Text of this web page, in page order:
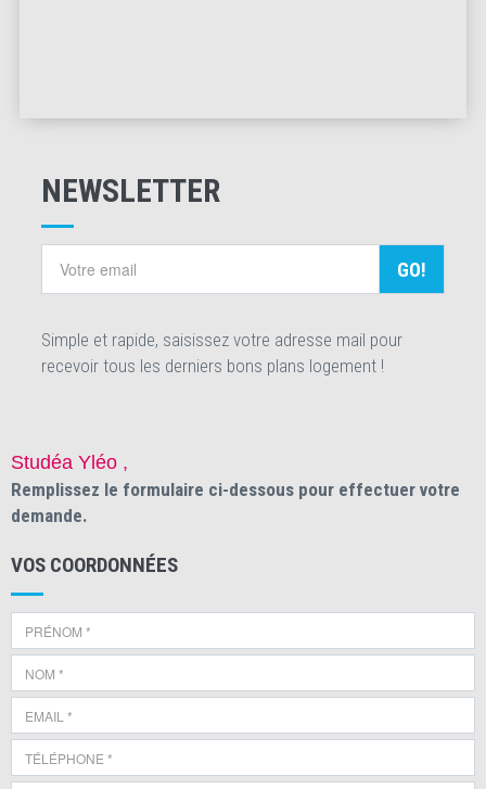
NEWSLETTER
GO!
Simple et rapide, saisissez votre adresse mail pour
recevoir tous les derniers bons plans logement !
Studéa Yléo ,
Remplissez le formulaire ci-dessous pour effectuer votre
demande.
VOS COORDONNÉES